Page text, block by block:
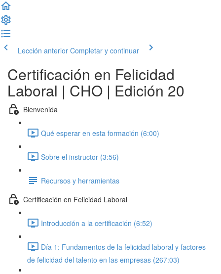
Lección anterior Completar y continuar
Certificación en Felicidad
Laboral | CHO | Edición 20
Bienvenida
Qué esperar en esta formación (6:00)
Sobre el instructor (3:56)
Recursos y herramientas
Certificación en Felicidad Laboral
Introducción a la certificación (6:52)
Día 1: Fundamentos de la felicidad laboral y factores
de felicidad del talento en las empresas (267:03)